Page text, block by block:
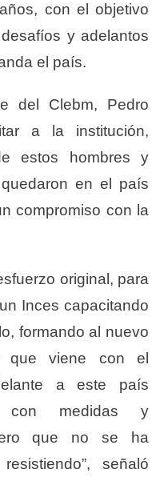
con el objetivo
y adelantos
el país.
del Clebm, Pedro
a la institución,
estos hombres y
en el país
compromiso con la
original, para
Inces capacitando
formando al nuevo
que viene con el
a este país
con medidas y
que no se ha
señaló